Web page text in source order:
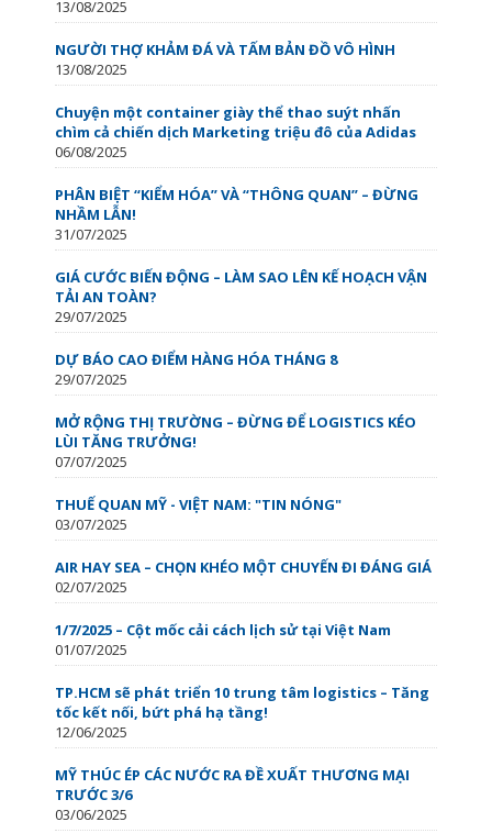
13/08/2025
NGƯỜI THỢ KHẢM ĐÁ VÀ TẤM BẢN ĐỒ VÔ HÌNH
13/08/2025
Chuyện một container giày thể thao suýt nhấn
chìm cả chiến dịch Marketing triệu đô của Adidas
06/08/2025
PHÂN BIỆT “KIỂM HÓA” VÀ “THÔNG QUAN” – ĐỪNG
NHẦM LẪN!
31/07/2025
GIÁ CƯỚC BIẾN ĐỘNG – LÀM SAO LÊN KẾ HOẠCH VẬN
TẢI AN TOÀN?
29/07/2025
DỰ BÁO CAO ĐIỂM HÀNG HÓA THÁNG 8
29/07/2025
MỞ RỘNG THỊ TRƯỜNG – ĐỪNG ĐỂ LOGISTICS KÉO
LÙI TĂNG TRƯỞNG!
07/07/2025
THUẾ QUAN MỸ - VIỆT NAM: "TIN NÓNG"
03/07/2025
AIR HAY SEA – CHỌN KHÉO MỘT CHUYẾN ĐI ĐÁNG GIÁ
02/07/2025
1/7/2025 – Cột mốc cải cách lịch sử tại Việt Nam
01/07/2025
TP.HCM sẽ phát triển 10 trung tâm logistics – Tăng
tốc kết nối, bứt phá hạ tầng!
12/06/2025
MỸ THÚC ÉP CÁC NƯỚC RA ĐỀ XUẤT THƯƠNG MẠI
TRƯỚC 3/6
03/06/2025